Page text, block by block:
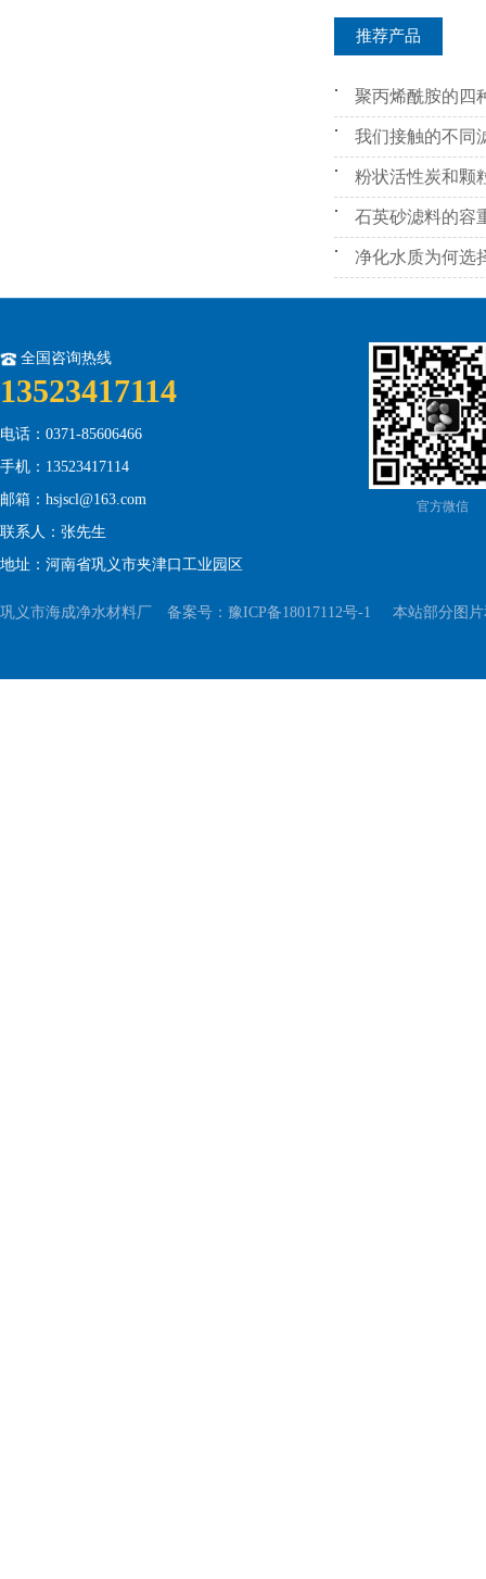
推荐产品
聚丙烯酰胺的四
我们接触的不同
粉状活性炭和颗
石英砂滤料的容
净化水质为何选
全国咨询热线
13523417114
电话：0371-85606466
手机：13523417114
邮箱：hsjscl@163.com
联系人：张先生
地址：河南省巩义市夹津口工业园区
巩义市海成净水材料厂 备案号： 豫ICP备18017112号-1 本站部分图片
官方微信